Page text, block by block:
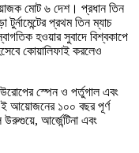
মোট ৬ দেশ। প্রধান তিন
প্রথম তিন ম্যাচ
হওয়ার সুবাদে বিশ্বকাপে
কোয়ালিফাই করলেও
স্পেন ও পর্তুগাল এবং
আয়োজনের ১০০ বছর পূর্ণ
আর্জেন্টিনা এবং